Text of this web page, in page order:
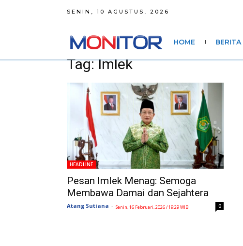
SENIN, 10 AGUSTUS, 2026
HOME BERITA
Tag: Imlek
HEADLINE
Pesan Imlek Menag: Semoga
Membawa Damai dan Sejahtera
Atang Sutiana - Senin, 16 Februari, 2026 / 19:29 WIB 0